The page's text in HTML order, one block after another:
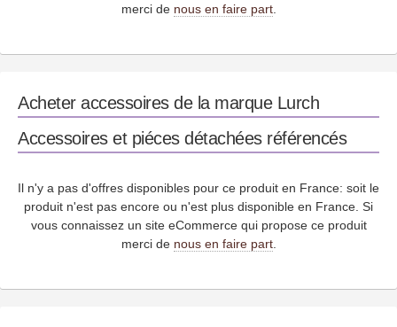
merci de nous en faire part.
Acheter accessoires de la marque Lurch
Accessoires et piéces détachées référencés
Il n'y a pas d'offres disponibles pour ce produit en France: soit le
produit n'est pas encore ou n'est plus disponible en France. Si
vous connaissez un site eCommerce qui propose ce produit
merci de nous en faire part.